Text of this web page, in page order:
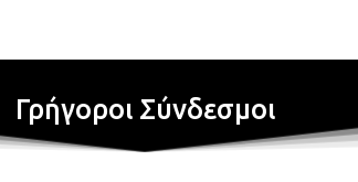
Γρήγοροι Σύνδεσμοι